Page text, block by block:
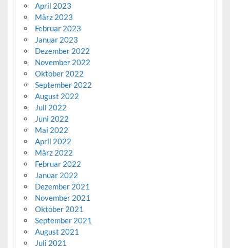
April 2023
März 2023
Februar 2023
Januar 2023
Dezember 2022
November 2022
Oktober 2022
September 2022
August 2022
Juli 2022
Juni 2022
Mai 2022
April 2022
März 2022
Februar 2022
Januar 2022
Dezember 2021
November 2021
Oktober 2021
September 2021
August 2021
Juli 2021